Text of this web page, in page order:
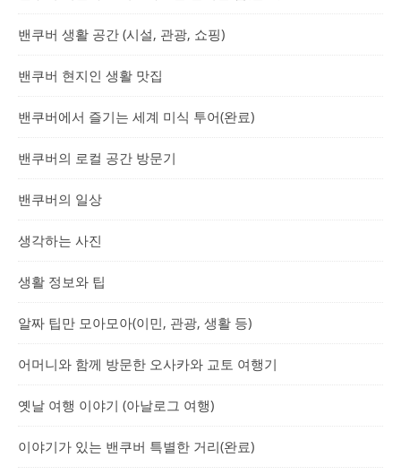
밴쿠버 생활 공간 (시설, 관광, 쇼핑)
밴쿠버 현지인 생활 맛집
밴쿠버에서 즐기는 세계 미식 투어(완료)
밴쿠버의 로컬 공간 방문기
밴쿠버의 일상
생각하는 사진
생활 정보와 팁
알짜 팁만 모아모아(이민, 관광, 생활 등)
어머니와 함께 방문한 오사카와 교토 여행기
옛날 여행 이야기 (아날로그 여행)
이야기가 있는 밴쿠버 특별한 거리(완료)